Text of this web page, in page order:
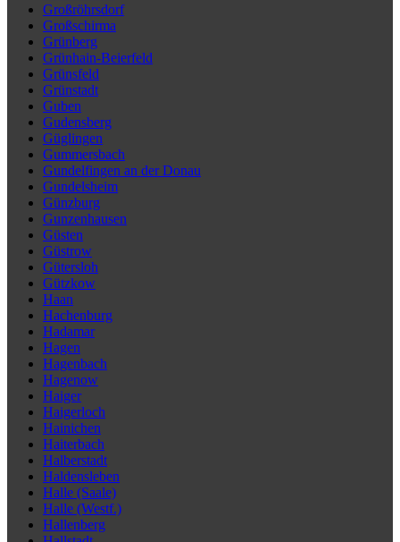
Großröhrsdorf
Großschirma
Grünberg
Grünhain-Beierfeld
Grünsfeld
Grünstadt
Guben
Gudensberg
Güglingen
Gummersbach
Gundelfingen an der Donau
Gundelsheim
Günzburg
Gunzenhausen
Güsten
Güstrow
Gütersloh
Gützkow
Haan
Hachenburg
Hadamar
Hagen
Hagenbach
Hagenow
Haiger
Haigerloch
Hainichen
Haiterbach
Halberstadt
Haldensleben
Halle (Saale)
Halle (Westf.)
Hallenberg